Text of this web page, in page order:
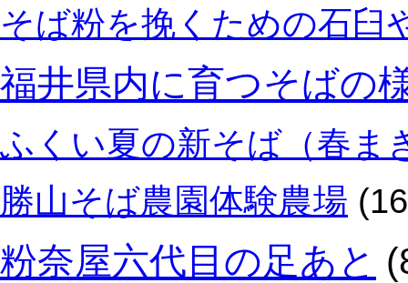
そば粉を挽くための石臼
福井県内に育つそばの
ふくい夏の新そば（春ま
勝山そば農園体験農場
粉奈屋六代目の足あと